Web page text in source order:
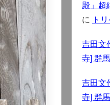
殿」超
に
ト
吉田文
寺] 群
吉田文
寺] 群